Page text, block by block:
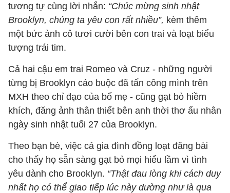
tương tự cùng lời nhắn: “Chúc mừng sinh nhật
Brooklyn, chúng ta yêu con rất nhiều”, kèm thêm
một bức ảnh cô tươi cười bên con trai và loạt biểu
tượng trái tim.
Cả hai cậu em trai Romeo và Cruz - những người
từng bị Brooklyn cáo buộc đã tấn công mình trên
MXH theo chỉ đạo của bố mẹ - cũng gạt bỏ hiềm
khích, đăng ảnh thân thiết bên anh thời thơ ấu nhân
ngày sinh nhật tuổi 27 của Brooklyn.
Theo bạn bè, việc cả gia đình đồng loạt đăng bài
cho thấy họ sẵn sàng gạt bỏ mọi hiểu lầm vì tình
yêu dành cho Brooklyn. “Thật đau lòng khi cách duy
nhất họ có thể giao tiếp lúc này dường như là qua